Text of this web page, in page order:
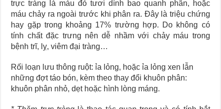
trực tràng là máu đỏ tươi dính bao quanh phân, hoặc
máu chảy ra ngoài trước khi phân ra. Đây là triệu chứng
hay gặp trong khoảng 17% trường hợp. Do không có
tính chất đặc trưng nên dễ nhầm với chảy máu trong
bệnh trĩ, lỵ, viêm đại tràng…
Rối loạn lưu thông ruột: ỉa lỏng, hoặc ỉa lỏng xen lẫn
những đợt táo bón, kèm theo thay đổi khuôn phân:
khuôn phân nhỏ, dẹt hoặc hình lòng máng.